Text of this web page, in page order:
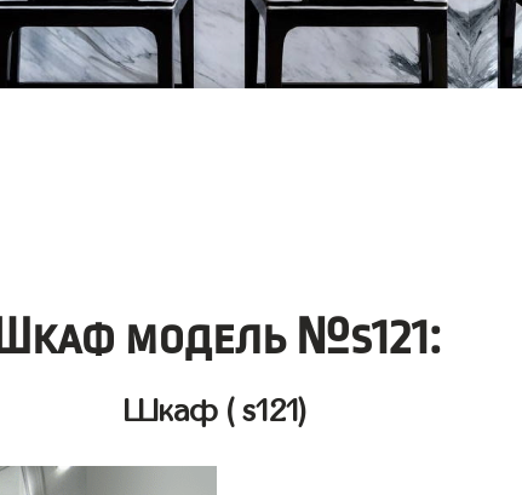
Шкаф модель №s121:
Шкаф ( s121)